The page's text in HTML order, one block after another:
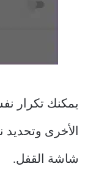
يمكنك تكرار
الأخرى وتحديد
شاشة القفل.